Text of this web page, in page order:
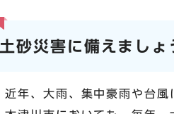
土砂災害に備えましょ
近年、大雨、集中豪雨や台風